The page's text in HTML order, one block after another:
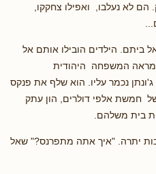
הם לא נעלבו, ואפילו צחקקו,
ביתם. הילדים הובילו אותם אל
למראה המשפחה היהודית
נכמר עליו. הוא שלף את פנקס
חמשת אלפי דולרים, הון עתק
בית משלהם.
יתרה. "איך אתה מתפרנס?" שאל